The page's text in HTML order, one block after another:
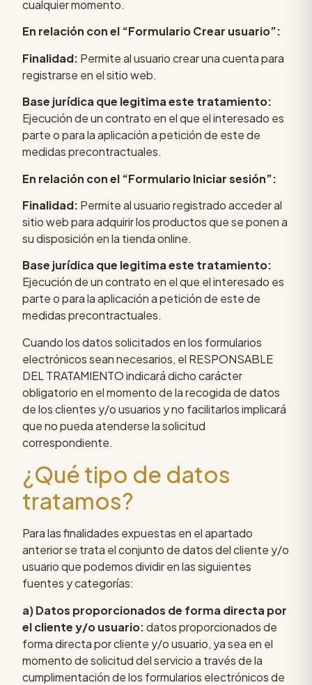
cualquier momento.
En relación con el “Formulario Crear usuario”:
Finalidad: Permite al usuario crear una cuenta para
registrarse en el sitio web.
Base jurídica que legitima este tratamiento:
Ejecución de un contrato en el que el interesado es
parte o para la aplicación a petición de este de
medidas precontractuales.
En relación con el “Formulario Iniciar sesión”:
Finalidad: Permite al usuario registrado acceder al
sitio web para adquirir los productos que se ponen a
su disposición en la tienda online.
Base jurídica que legitima este tratamiento:
Ejecución de un contrato en el que el interesado es
parte o para la aplicación a petición de este de
medidas precontractuales.
Cuando los datos solicitados en los formularios
electrónicos sean necesarios, el RESPONSABLE
DEL TRATAMIENTO indicará dicho carácter
obligatorio en el momento de la recogida de datos
de los clientes y/o usuarios y no facilitarlos implicará
que no pueda atenderse la solicitud
correspondiente.
¿Qué tipo de datos
tratamos?
Para las finalidades expuestas en el apartado
anterior se trata el conjunto de datos del cliente y/o
usuario que podemos dividir en las siguientes
fuentes y categorías:
a) Datos proporcionados de forma directa por
el cliente y/o usuario:datos proporcionados de
forma directa por cliente y/o usuario, ya sea en el
momento de solicitud del servicio a través de la
cumplimentación de los formularios electrónicos de